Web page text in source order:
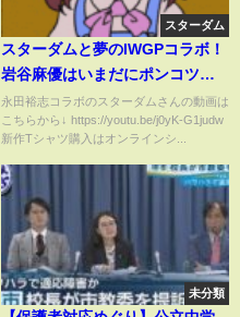
スターダム
スターダムと夢のIWGPコラボ！
岩谷麻優はいまだにポンコツ？
飯田沙耶の筋肉に永田裕志も太
鼓判【STARDOM OFFICIALコ
ラボ】
永田裕志コラボのスターダムさんの動画は
こちらから↓ https://youtu.be/j0yK-G1judw
新作Tシャツ購入はオンラインシ...
未分類